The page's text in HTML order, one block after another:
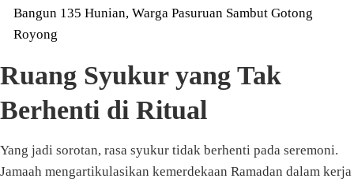
Bangun 135 Hunian, Warga Pasuruan Sambut Gotong
Royong
Ruang Syukur yang Tak
Berhenti di Ritual
Yang jadi sorotan, rasa syukur tidak berhenti pada seremoni.
Jamaah mengartikulasikan kemerdekaan Ramadan dalam kerja